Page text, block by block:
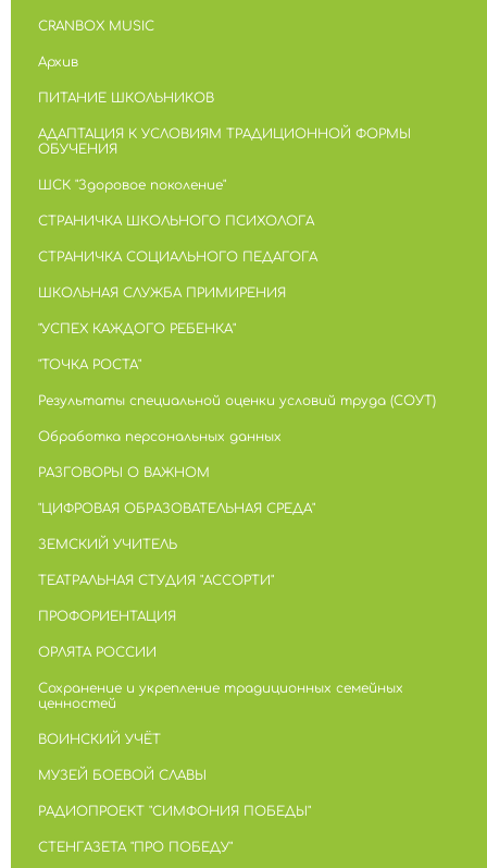
CRANBOX MUSIC
Архив
ПИТАНИЕ ШКОЛЬНИКОВ
АДАПТАЦИЯ К УСЛОВИЯМ ТРАДИЦИОННОЙ ФОРМЫ
ОБУЧЕНИЯ
ШСК "Здоровое поколение"
СТРАНИЧКА ШКОЛЬНОГО ПСИХОЛОГА
СТРАНИЧКА СОЦИАЛЬНОГО ПЕДАГОГА
ШКОЛЬНАЯ СЛУЖБА ПРИМИРЕНИЯ
"УСПЕХ КАЖДОГО РЕБЕНКА"
"ТОЧКА РОСТА"
Результаты специальной оценки условий труда (СОУТ)
Обработка персональных данных
РАЗГОВОРЫ О ВАЖНОМ
"ЦИФРОВАЯ ОБРАЗОВАТЕЛЬНАЯ СРЕДА"
ЗЕМСКИЙ УЧИТЕЛЬ
ТЕАТРАЛЬНАЯ СТУДИЯ "АССОРТИ"
ПРОФОРИЕНТАЦИЯ
ОРЛЯТА РОССИИ
Сохранение и укрепление традиционных семейных
ценностей
ВОИНСКИЙ УЧЁТ
МУЗЕЙ БОЕВОЙ СЛАВЫ
РАДИОПРОЕКТ "СИМФОНИЯ ПОБЕДЫ"
СТЕНГАЗЕТА "ПРО ПОБЕДУ"